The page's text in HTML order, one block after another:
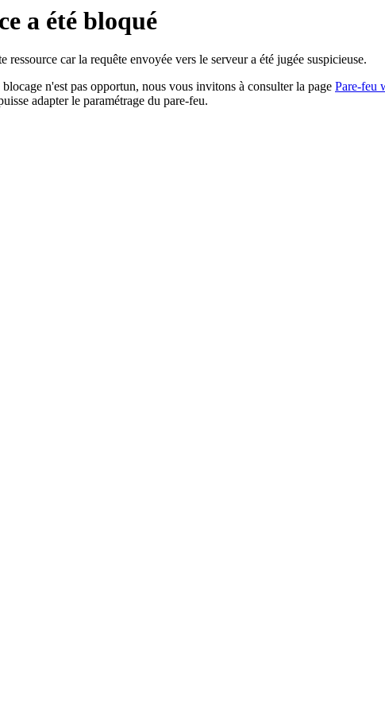
a été bloqué
car la requête envoyée vers le serveur a été jugée suspicieuse.
n'est pas opportun, nous vous invitons à consulter la page Pare-feu
adapter le paramétrage du pare-feu.